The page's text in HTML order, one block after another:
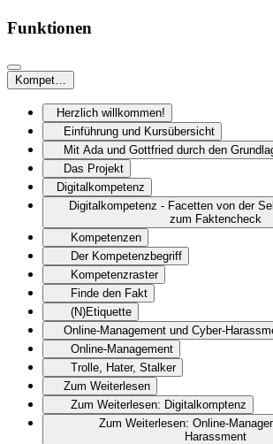
Funktionen
Kompetenzen
Herzlich willkommen!
Einführung und Kursübersicht
Mit Ada und Gottfried durch den
Das Projekt
Digitalkompetenz
Digitalkompetenz - Facetten von der
zum Faktencheck
Kompetenzen
Der Kompetenzbegriff
Kompetenzraster
Finde den Fakt
(N)Etiquette
Online-Management und Cyber-
Online-Management
Trolle, Hater, Stalker
Zum Weiterlesen
Zum Weiterlesen: Digitalkomptenz
Zum Weiterlesen: Online-
Harassment